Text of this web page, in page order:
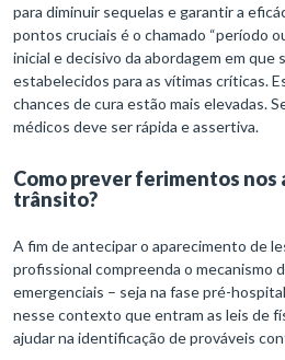
para diminuir sequelas e garantir a
pontos cruciais é o chamado “período
inicial e decisivo da abordagem em que
estabelecidos para as vítimas críticas.
chances de cura estão mais elevadas.
médicos deve ser rápida e assertiva.
Como prever ferimentos nos
trânsito?
A fim de antecipar o aparecimento de
profissional compreenda o mecanismo
emergenciais – seja na fase pré-
nesse contexto que entram as leis de
ajudar na identificação de prováveis